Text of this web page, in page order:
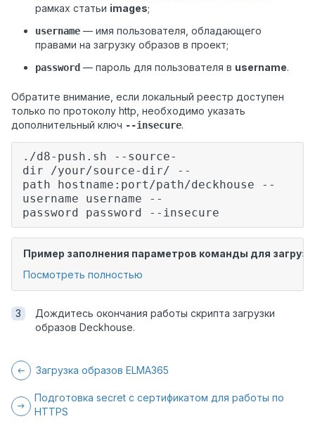
рамках статьи images;
username — имя пользователя, обладающего
правами на загрузку образов в проект;
password — пароль для пользователя в username.
Обратите внимание, если локальный реестр доступен
только по протоколу http, необходимо указать
дополнительный ключ ‑‑insecure.
./d8-push.sh --source-
dir /your/source-dir/ --
path hostname:port/path/deckhouse --
username username --
password password --insecure
Пример заполнения параметров команды для
Посмотреть полностью
Дождитесь окончания работы скрипта загрузки
образов Deckhouse.
Загрузка образов ELMA365
Подготовка secret с сертификатом для работы по
HTTPS